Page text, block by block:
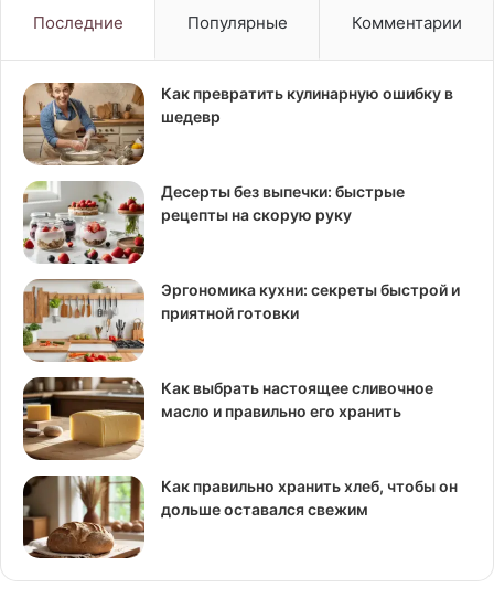
Последние Популярные Комментарии
Как превратить кулинарную ошибку в
шедевр
Десерты без выпечки: быстрые
рецепты на скорую руку
Эргономика кухни: секреты быстрой и
приятной готовки
Как выбрать настоящее сливочное
масло и правильно его хранить
Как правильно хранить хлеб, чтобы он
дольше оставался свежим